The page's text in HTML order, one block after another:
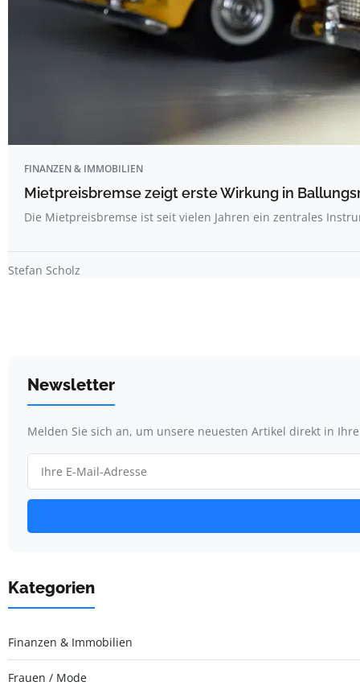
FINANZEN & IMMOBILIEN
Mietpreisbremse zeigt erste Wirkung in
Die Mietpreisbremse ist seit vielen Jahren ein zentrales
Stefan Scholz
Newsletter
Melden Sie sich an, um unsere neuesten Artikel direkt in
Kategorien
Finanzen & Immobilien
Frauen / Mode